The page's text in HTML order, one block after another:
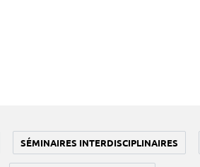
SÉMINAIRES INTERDISCIPLINAIRES